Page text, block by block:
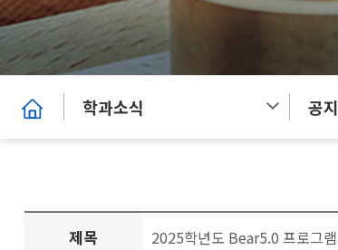
학과소식 공
제목 2025학년도 Bear5.0 프로그